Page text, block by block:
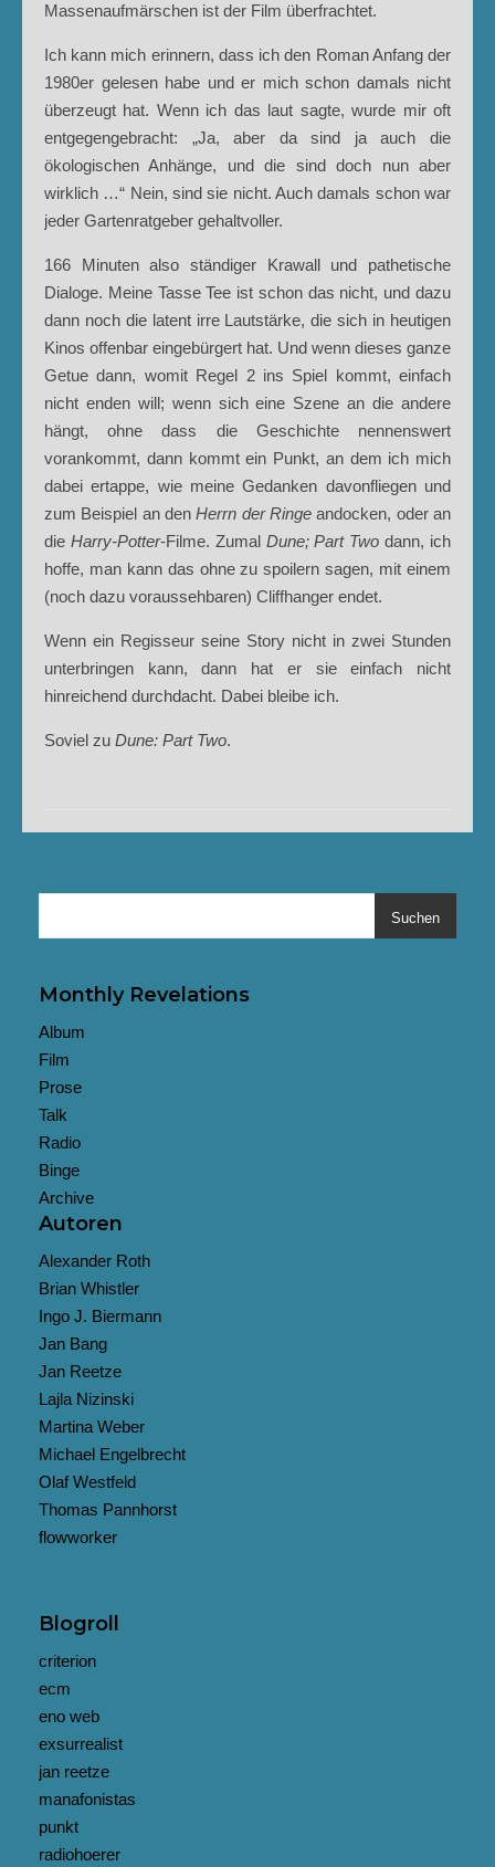
Massenaufmärschen ist der Film überfrachtet.
Ich kann mich erinnern, dass ich den Roman Anfang der
1980er gelesen habe und er mich schon damals nicht
überzeugt hat. Wenn ich das laut sagte, wurde mir oft
entgegengebracht: „Ja, aber da sind ja auch die
ökologischen Anhänge, und die sind doch nun aber
wirklich …“ Nein, sind sie nicht. Auch damals schon war
jeder Gartenratgeber gehaltvoller.
166 Minuten also ständiger Krawall und pathetische
Dialoge. Meine Tasse Tee ist schon das nicht, und dazu
dann noch die latent irre Lautstärke, die sich in heutigen
Kinos offenbar eingebürgert hat. Und wenn dieses ganze
Getue dann, womit Regel 2 ins Spiel kommt, einfach
nicht enden will; wenn sich eine Szene an die andere
hängt, ohne dass die Geschichte nennenswert
vorankommt, dann kommt ein Punkt, an dem ich mich
dabei ertappe, wie meine Gedanken davonfliegen und
zum Beispiel an denHerrn der Ringe andocken, oder an
die Harry-Potter-Filme. Zumal Dune; Part Two dann, ich
hoffe, man kann das ohne zu spoilern sagen, mit einem
(noch dazu voraussehbaren) Cliffhanger endet.
Wenn ein Regisseur seine Story nicht in zwei Stunden
unterbringen kann, dann hat er sie einfach nicht
hinreichend durchdacht. Dabei bleibe ich.
Soviel zu Dune: Part Two.
Suchen
Monthly Revelations
Album
Film
Prose
Talk
Radio
Binge
Archive
Autoren
Alexander Roth
Brian Whistler
Ingo J. Biermann
Jan Bang
Jan Reetze
Lajla Nizinski
Martina Weber
Michael Engelbrecht
Olaf Westfeld
Thomas Pannhorst
flowworker
Blogroll
criterion
ecm
eno web
exsurrealist
jan reetze
manafonistas
punkt
radiohoerer